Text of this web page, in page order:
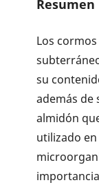
Resumen
Los
su
además de
almidón
utilizado